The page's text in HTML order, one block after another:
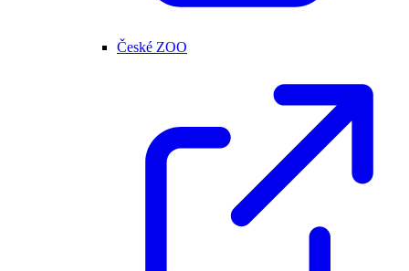
České ZOO